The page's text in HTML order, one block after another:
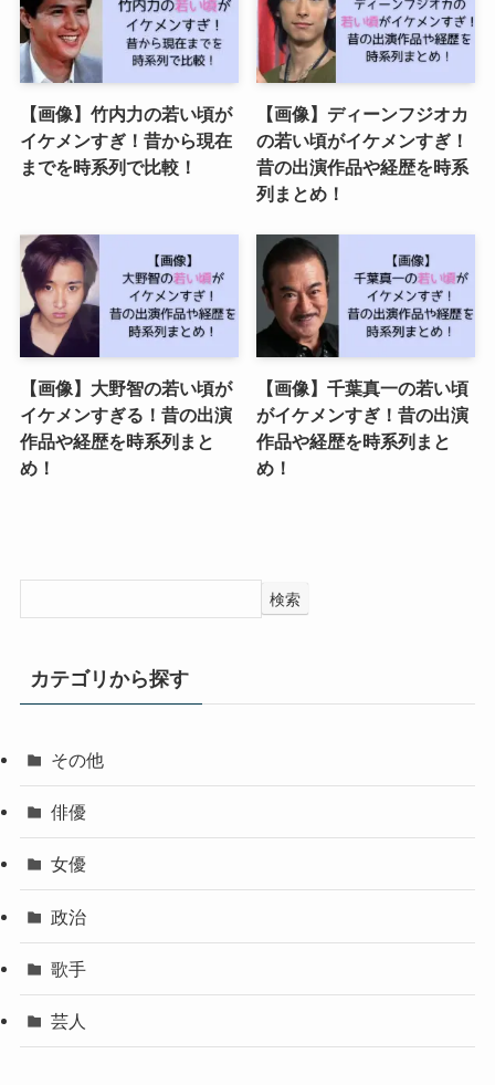
【画像】竹内力の若い頃が
イケメンすぎ！昔から現在
までを時系列で比較！
【画像】ディーンフジオカ
の若い頃がイケメンすぎ！
昔の出演作品や経歴を時系
列まとめ！
【画像】大野智の若い頃が
イケメンすぎる！昔の出演
作品や経歴を時系列まと
め！
【画像】千葉真一の若い頃
がイケメンすぎ！昔の出演
作品や経歴を時系列まと
め！
検索
カテゴリから探す
その他
俳優
女優
政治
歌手
芸人